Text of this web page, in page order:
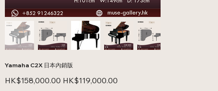
Yamaha C2X 日本內銷版
原
始
HK$158,000.00 促
銷
HK$119,000.00